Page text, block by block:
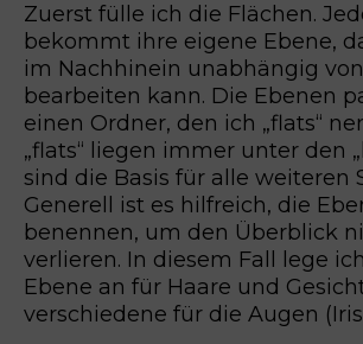
Zuerst fülle ich die Flächen.
bekommt ihre eigene Ebene,
im Nachhinein unabhängig
bearbeiten kann. Die Ebenen
einen Ordner, den ich „flats“
„flats“ liegen immer unter den
sind die Basis für alle weiteren
Generell ist es hilfreich, die
benennen, um den Überblick
verlieren. In diesem Fall lege
Ebene an für Haare und
verschiedene für die Augen